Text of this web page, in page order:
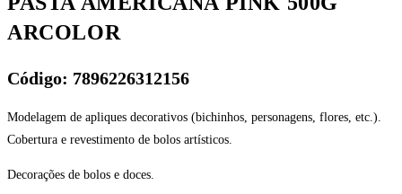
ARCOLOR
Código: 7896226312156
Modelagem de apliques decorativos (bichinhos, personagens, flores, etc.).
Cobertura e revestimento de bolos artísticos.
Decorações de bolos e doces.